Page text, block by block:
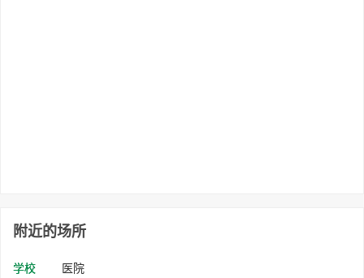
附近的场所
学校 医院